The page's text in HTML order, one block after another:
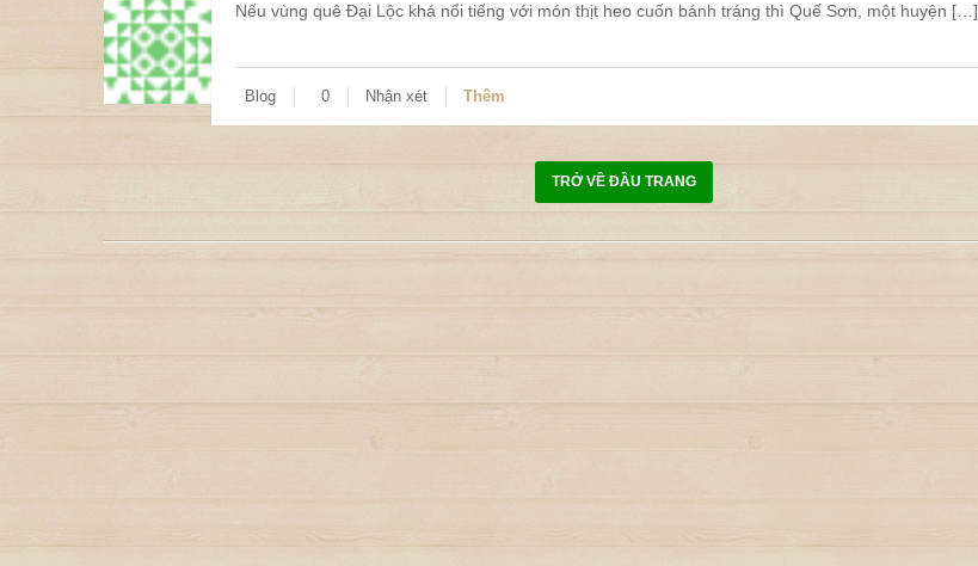
Nếu vùng quê Đại Lộc khá nổi tiếng với món thịt heo cuốn bánh tráng thì Quế Sơn, một huyện […]
Blog 0 Nhận xét Thêm
TRỞ VỀ ĐẦU TRANG